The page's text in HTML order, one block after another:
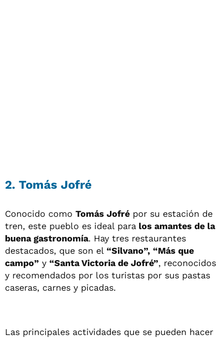
2. Tomás Jofré
Conocido como Tomás Jofré por su estación de
tren, este pueblo es ideal para los amantes de la
buena gastronomía. Hay tres restaurantes
destacados, que son el “Silvano”, “Más que
campo” y “Santa Victoria de Jofré”, reconocidos
y recomendados por los turistas por sus pastas
caseras, carnes y picadas.
Las principales actividades que se pueden hacer